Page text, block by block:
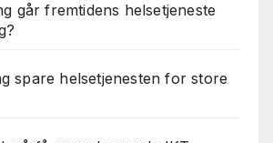
går fremtidens helsetjeneste
spare helsetjenesten for store